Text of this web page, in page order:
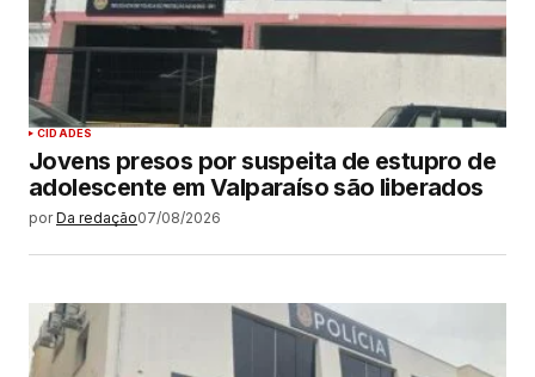
CIDADES
Jovens presos por suspeita de estupro de
adolescente em Valparaíso são liberados
por Da redação07/08/2026